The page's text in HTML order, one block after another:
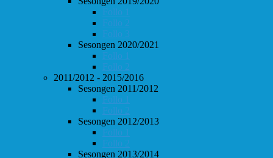
Follo 1
Follo 2
Follo 3
Sesongen 2020/2021
Follo 1
Follo 2
2011/2012 - 2015/2016
Sesongen 2011/2012
Follo 1
Follo 2
Sesongen 2012/2013
Follo 1
Follo 2
Sesongen 2013/2014